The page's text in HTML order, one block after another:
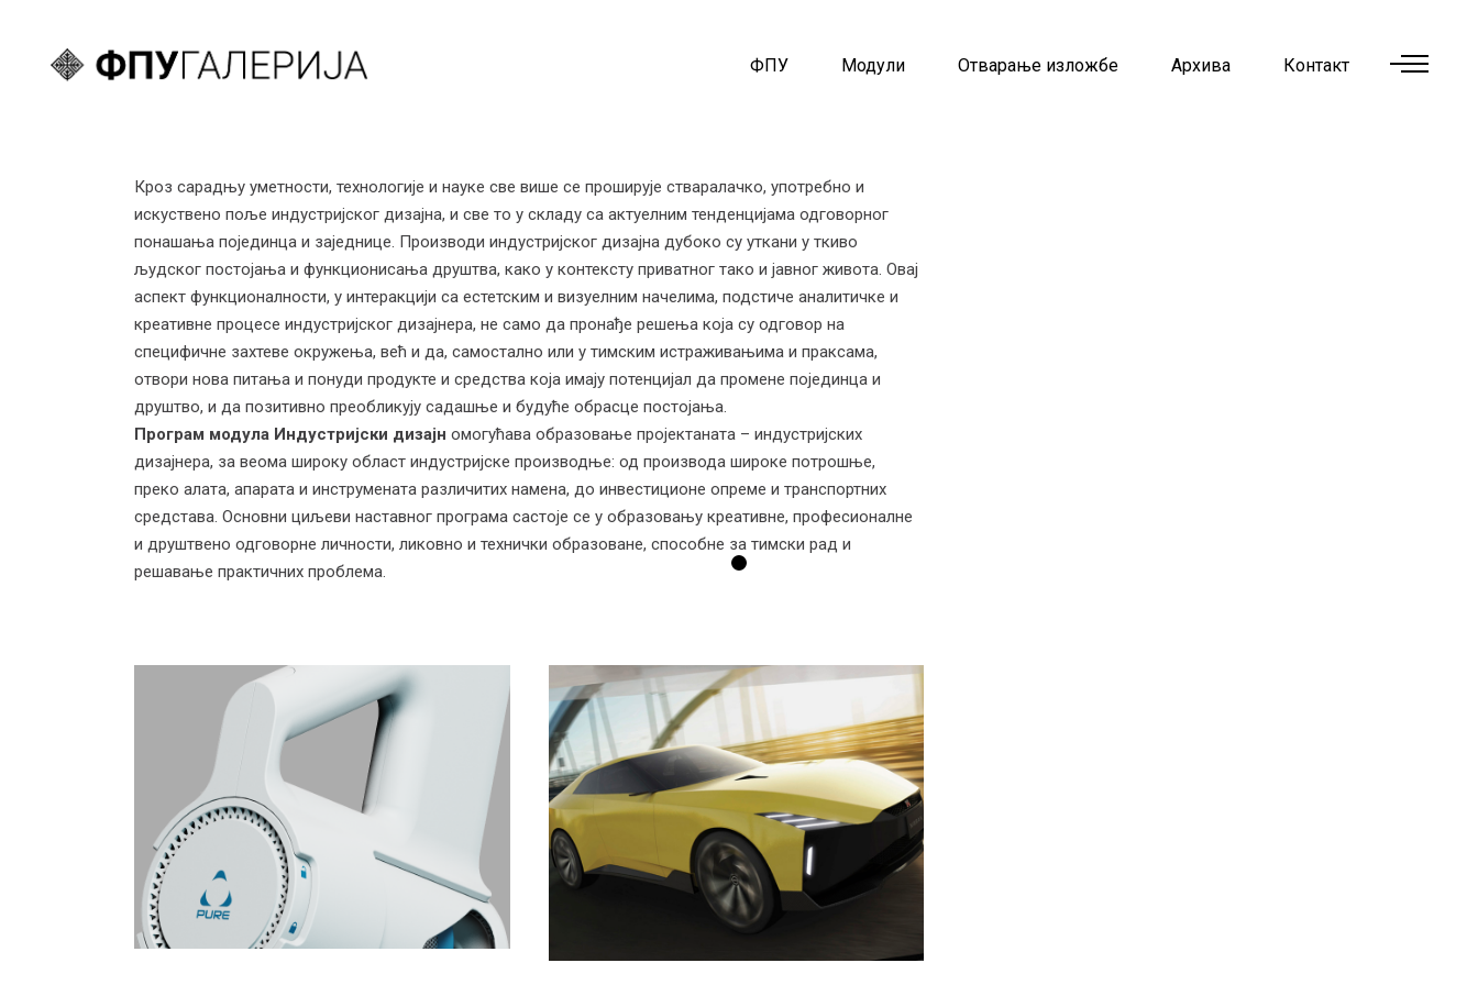
ФПУ Модули Отварање изложбе Архива Контакт
Кроз сарадњу уметности, технологије и науке све више се проширује стваралачко, употребно и
искуствено поље индустријског дизајна, и све то у складу са актуелним тенденцијама одговорног
понашања појединца и заједнице. Производи индустријског дизајна дубоко су уткани у ткиво
људског постојања и функционисања друштва, како у контексту приватног тако и јавног живота. Овај
аспект функционалности, у интеракцији са естетским и визуелним начелима, подстиче аналитичке и
креативне процесе индустријског дизајнера, не само да пронађе решења која су одговор на
специфичне захтеве окружења, већ и да, самостално или у тимским истраживањима и праксама,
отвори нова питања и понуди продукте и средства која имају потенцијал да промене појединца и
друштво, и да позитивно преобликују садашње и будуће обрасце постојања.
Програм модула Индустријски дизајн омогућава образовање пројектаната – индустријских
дизајнера, за веома широку област индустријске производње: од производа широке потрошње,
преко алата, апарата и инструмената различитих намена, до инвестиционе опреме и транспортних
средстава. Основни циљеви наставног програма састоје се у образовању креативне, професионалне
и друштвено одговорне личности, ликовно и технички образоване, способне за тимски рад и
решавање практичних проблема.
Индустријски
дизајн 4
Наставник: мр Душан Нешић ред. проф.
Радови студената
Концептуални
дизајн 2
Наставник: др ум. Марко Луковић, Ванр.
проф.
Радови студената